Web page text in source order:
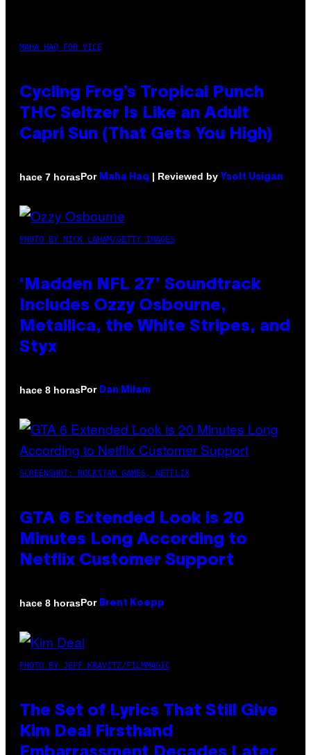
MAHA HAQ FOR VICE
Cycling Frog’s Tropical Punch
THC Seltzer Is Like an Adult
Capri Sun (That Gets You High)
hace 7 horasPor Maha Haq | Reviewed by Ysolt Usigan
PHOTO BY NICK LAHAM/GETTY IMAGES
‘Madden NFL 27’ Soundtrack
Includes Ozzy Osbourne,
Metallica, the White Stripes, and
Styx
hace 8 horasPor Dan Milam
SCREENSHOT: ROCKSTAR GAMES, NETFLIX
GTA 6 Extended Look is 20
Minutes Long According to
Netflix Customer Support
hace 8 horasPor Brent Koepp
PHOTO BY JEFF KRAVITZ/FILMMAGIC
The Set of Lyrics That Still Give
Kim Deal Firsthand